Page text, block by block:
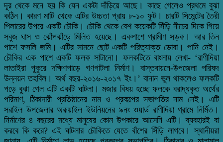
দূর থেকে মনে হয় কি যেন একটা দাঁড়িয়ে আছে। কাছে গেলেও প্রথমে বুঝা
কঠিন। কারণ মাটি থেকে এটির উচ্চতা প্রায় ৮-১০ ফুট। চারটি সিমেন্টের তৈরী
পিলারের উপরে একটি চৌকি। চৌকি থেকে বেশ কয়েকটি সিঁড়ি নীচের দিকে গিয়ে
সবুজ ঘাস ও ঝোঁপঝাঁড়ে মিলিত হয়েছে। একপাশে গ্রামীণ সড়ক। আর তিন
পাশে ফসলি জমি। এটির সামনে ছোট একটি পরিত্যাক্ত ডোবা। পানি নেই।
চৌকির এক পাশে একটি ফলক সাটানো। ফলকটিতে বাংলায় লেখা- ‘রাণীদিয়া
লাতাইরা পুকুরে দক্ষিণপাড়ে গণগাটলা নির্মাণ। বাস্তবায়নে-উপজেলা পরিষদ
উন্নয়ন তহবিল। অর্থ বছর-২০১৬-২০১৭ ইং।’ বানান ভুল থাকলেও ফলকটি
পড়ে বুঝা গেল এটি একটি ঘাটলা। মজার বিষয় হচ্ছে ফলকে বরাদ্ধকৃত অর্থের
পরিমাণ, ঠিকাদারী প্রতিষ্ঠানের নাম ও প্রকল্পের সভাপতির নাম নেই। এটি
সরাইল উপজেলার অরূয়াইল ইউনিয়নের ৯নং ওয়ার্ড রাণীদিয়া গ্রামে নির্মিত।
নির্মাণের ৪ বছরের মধ্যে মানুষের কোন উপকারে আসেনি এটি। ব্যবহারই বা
করবে কি করে? এই ঘাটলার চৌকিতে যেতে বাঁশের সিঁড়ি লাগবে। স্থানীয়রা